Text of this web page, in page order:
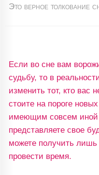
Это верное толкование
Если во сне вам
судьбу, то в
изменить тот, кто вас
стоите на пороге
имеющим совсем иной
представляете свое
можете получить
провести время.